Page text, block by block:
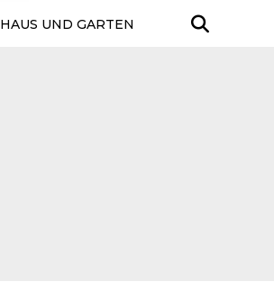
HAUS UND GARTEN